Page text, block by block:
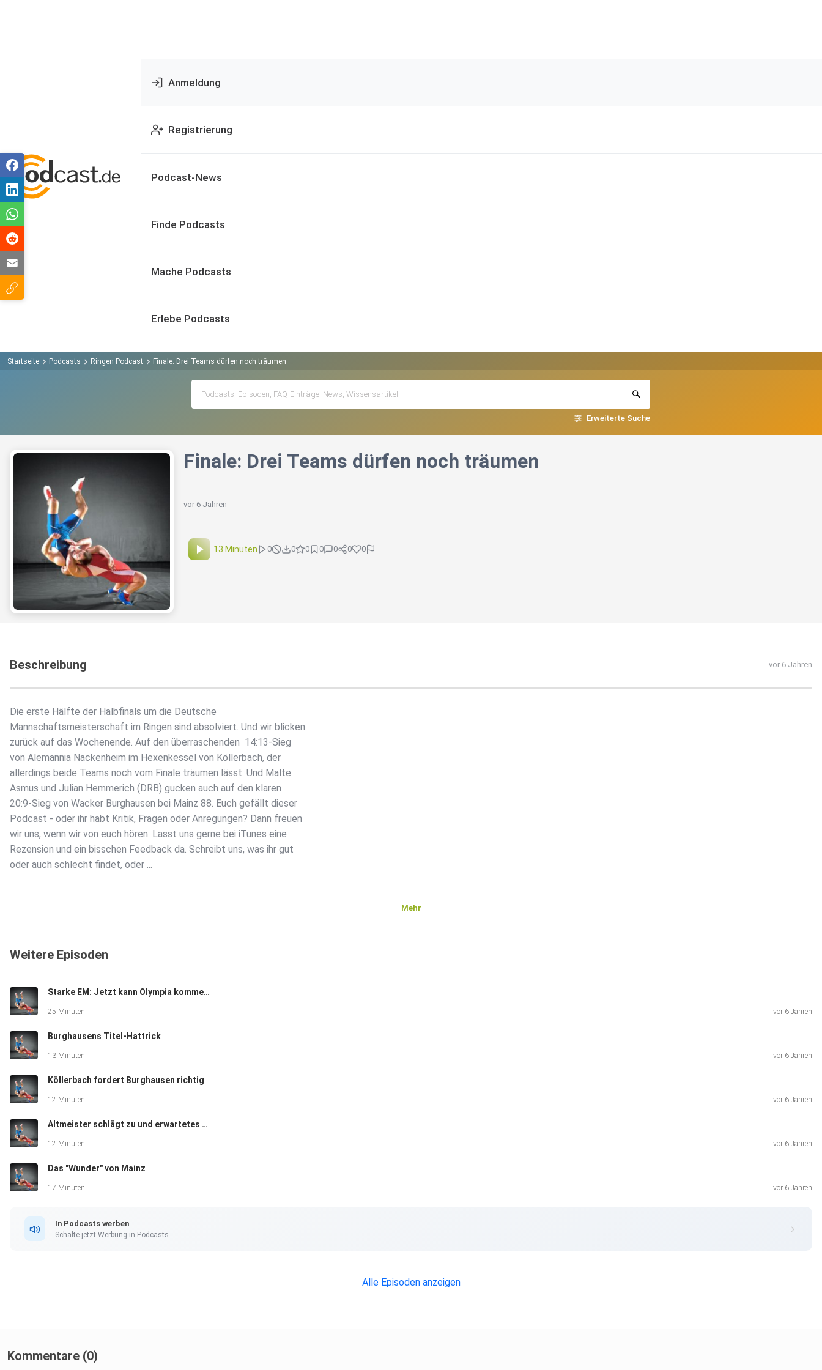
Anmeldung
Registrierung
Podcast-News
Finde Podcasts
Mache Podcasts
Erlebe Podcasts
Startseite Podcasts Ringen Podcast Finale: Drei Teams dürfen noch träumen
Erweiterte Suche
Finale: Drei Teams dürfen noch träumen
vor 6 Jahren
13 Minuten 0 0 0 0 0 0 0
Beschreibung vor 6 Jahren
Die erste Hälfte der Halbfinals um die Deutsche
Mannschaftsmeisterschaft im Ringen sind absolviert. Und wir blicken
zurück auf das Wochenende. Auf den überraschenden 14:13-Sieg
von Alemannia Nackenheim im Hexenkessel von Köllerbach, der
allerdings beide Teams noch vom Finale träumen lässt. Und Malte
Asmus und Julian Hemmerich (DRB) gucken auch auf den klaren
20:9-Sieg von Wacker Burghausen bei Mainz 88. Euch gefällt dieser
Podcast - oder ihr habt Kritik, Fragen oder Anregungen? Dann freuen
wir uns, wenn wir von euch hören. Lasst uns gerne bei iTunes eine
Rezension und ein bisschen Feedback da. Schreibt uns, was ihr gut
oder auch schlecht findet, oder ...
Produktion, Vermarktung, Distribution und Hosting.
Du möchtest deinen Podcast auch kostenlos hosten und damit Geld
verdienen?
Dann schaue auf www.kostenlos-hosten.de und informiere
dich.
Dort erhältst du alle Informationen zu unseren kostenlosen
der Podcastbude.
Mehr
Weitere Episoden
Starke EM: Jetzt kann Olympia kommen, oder?
25 Minuten vor 6 Jahren
Burghausens Titel-Hattrick
13 Minuten vor 6 Jahren
Köllerbach fordert Burghausen richtig
12 Minuten vor 6 Jahren
Altmeister schlägt zu und erwartetes Finale steht
12 Minuten vor 6 Jahren
Das "Wunder" von Mainz
17 Minuten vor 6 Jahren
In Podcasts werben
Schalte jetzt Werbung in Podcasts.
Alle Episoden anzeigen
Kommentare (0)